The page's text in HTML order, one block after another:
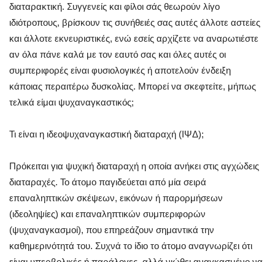
διαταρακτική. Συγγενείς και φίλοι σάς θεωρούν λίγο
ιδιότροπους, βρίσκουν τις συνήθειές σας αυτές άλλοτε αστείες
και άλλοτε εκνευριστικές, ενώ εσείς αρχίζετε να αναρωτιέστε
αν όλα πάνε καλά με τον εαυτό σας και όλες αυτές οι
συμπεριφορές είναι φυσιολογικές ή αποτελούν ένδειξη
κάποιας περαιτέρω δυσκολίας. Μπορεί να σκεφτείτε, μήπως
τελικά είμαι ψυχαναγκαστικός;
Τι είναι η ιδεοψυχαναγκαστική διαταραχή (ΙΨΔ);
Πρόκειται για ψυχική διαταραχή η οποία ανήκει στις αγχώδεις
διαταραχές. Το άτομο παγιδεύεται από μία σειρά
επαναληπτικών σκέψεων, εικόνων ή παρορμήσεων
(ιδεοληψίες) και επαναληπτικών συμπεριφορών
(ψυχαναγκασμοί), που επηρεάζουν σημαντικά την
καθημερινότητά του. Συχνά το ίδιο το άτομο αναγνωρίζει ότι